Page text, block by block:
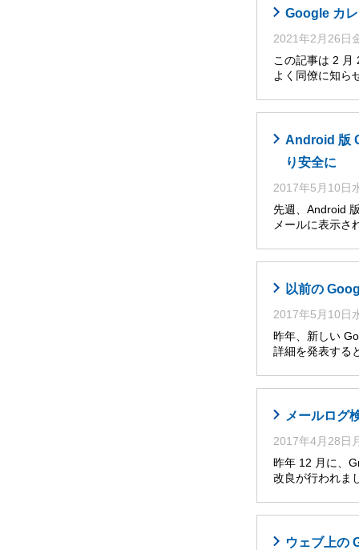
Google カ
2021年2月26日
この記事は 2
よく同僚に知ら
Android 版
り安全に
2017年5月10日
先週、Android
メールに表示
以前の
2017年5月10日
昨年、新しい
詳細を発表する
メールログ
2017年4月28日
昨年 12 月に、
改良が行われま
ウェブ上の